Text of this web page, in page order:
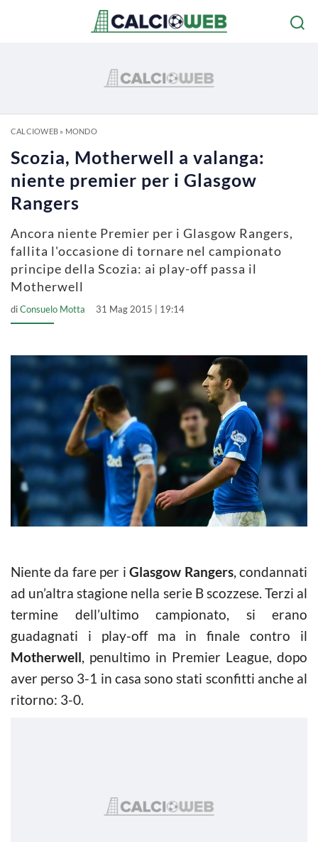
CALCIOWEB» MONDO
Scozia, Motherwell a valanga:
niente premier per i Glasgow
Rangers
Ancora niente Premier per i Glasgow Rangers,
fallita l'occasione di tornare nel campionato
principe della Scozia: ai play-off passa il
Motherwell
diConsuelo Motta 31 Mag 2015 | 19:14
Niente da fare per iGlasgow Rangers, condannati
ad un’altra stagione nella serie B scozzese. Terzi al
termine dell’ultimo campionato, si erano
guadagnati i play-off ma in finale contro il
Motherwell, penultimo in Premier League, dopo
aver perso 3-1 in casa sono stati sconfitti anche al
ritorno: 3-0.